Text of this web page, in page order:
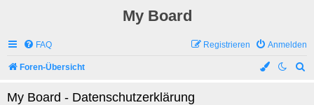
My Board
FAQ Anmelden
Registrieren
Foren-Übersicht
My Board - Datenschutzerklärung